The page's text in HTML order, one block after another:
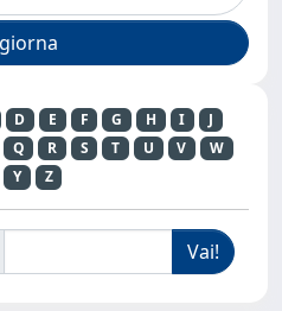
D E F G H I
J
Q R S T U V
W
Y Z